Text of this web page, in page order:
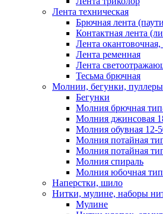
Лента техническая
Брючная лента
Контактная лента
Лента окантовочная,
Лента ременная
Лента
Тесьма брючная
Молнии, бегунки, пуллеры
Бегунки
Молния брючная
Молния джинсовая
Молния обувная 12-
Молния потайная
Молния потайная
Молния спираль
Молния юбочная
Наперстки, шило
Нитки, мулине, наборы
Мулине